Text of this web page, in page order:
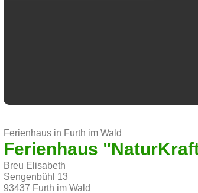
Ferienhaus in Furth im Wald
Ferienhaus
Breu Elisabeth
Sengenbühl 13
93437 Furth im Wald